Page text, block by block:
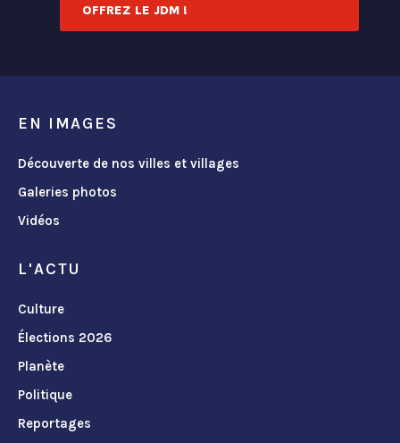
OFFREZ LE JDM !
EN IMAGES
Découverte de nos villes et villages
Galeries photos
Vidéos
L'ACTU
Culture
Élections 2026
Planète
Politique
Reportages